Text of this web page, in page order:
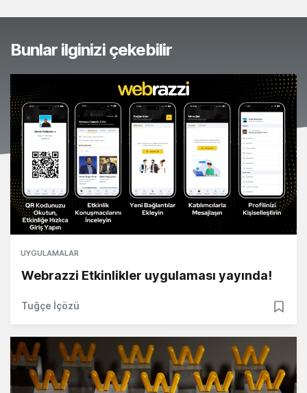
Bunlar ilginizi çekebilir
UYGULAMALAR
Webrazzi Etkinlikler uygulaması yayında!
Tuğçe İçözü